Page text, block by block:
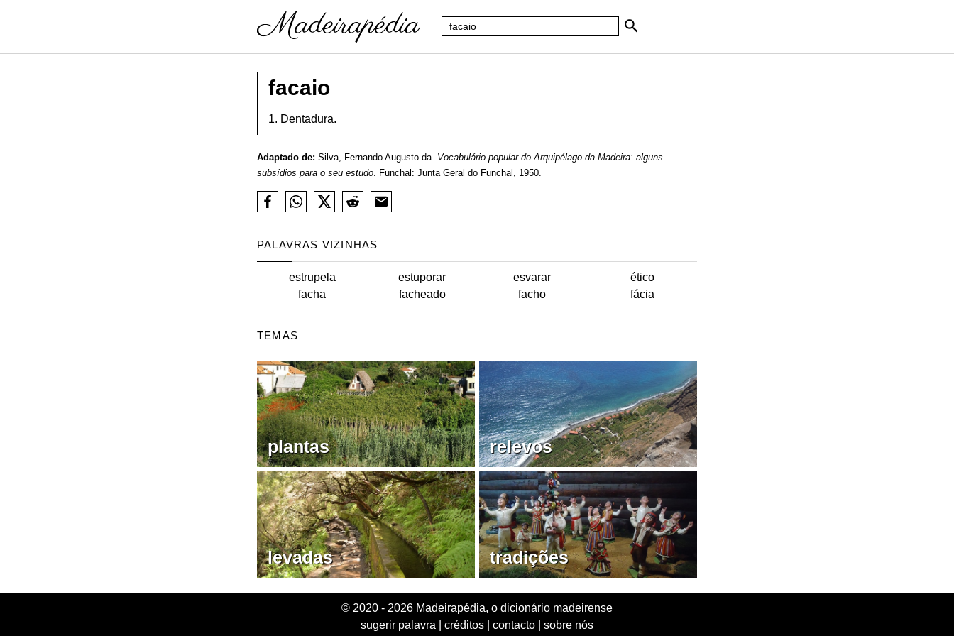
facaio
1. Dentadura.
Adaptado de: Silva, Fernando Augusto da. Vocabulário popular do Arquipélago da Madeira: alguns
subsídios para o seu estudo. Funchal: Junta Geral do Funchal, 1950.
PALAVRAS VIZINHAS
estrupela estuporar esvarar
ético
facha
facheado facho fácia
TEMAS
plantas relevos
levadas tradições
© 2020 - 2026 Madeirapédia, o dicionário madeirense
sugerir palavra
créditos contacto sobre nós